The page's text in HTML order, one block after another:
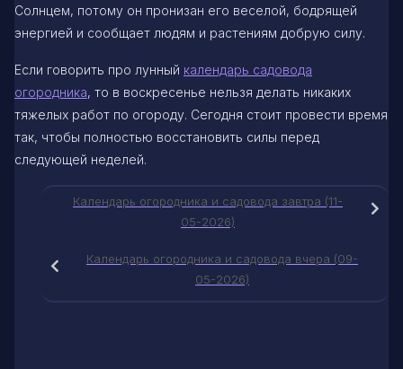
Солнцем, потому он пронизан его веселой, бодрящей
энергией и сообщает людям и растениям добрую силу.
Если говорить про лунный календарь садовода
огородника, то в воскресенье нельзя делать никаких
тяжелых работ по огороду. Сегодня стоит провести время
так, чтобы полностью восстановить силы перед
следующей неделей.
Календарь огородника и садовода завтра (11-
05-2026)
Календарь огородника и садовода вчера (09-
05-2026)